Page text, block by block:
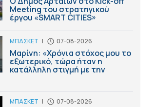
Meeting του στρατηγικού
έργου «SMART CITIES»
ΜΠΑΣΚΕΤ | 07-08-2026
Μαρίνη: «Χρόνια στόχος μου το
εξωτερικό, τώρα ήταν η
κατάλληλη στιγμή με την
ΜΠΑΣΚΕΤ | 07-08-2026